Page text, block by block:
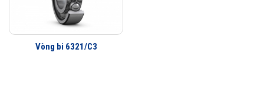
Vòng bi 6321 được phân phối chính hãng
Vòng bi 6321/C3